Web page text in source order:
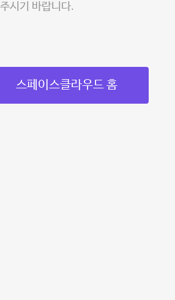
시기 바랍니다.
스페이스클라우드 홈